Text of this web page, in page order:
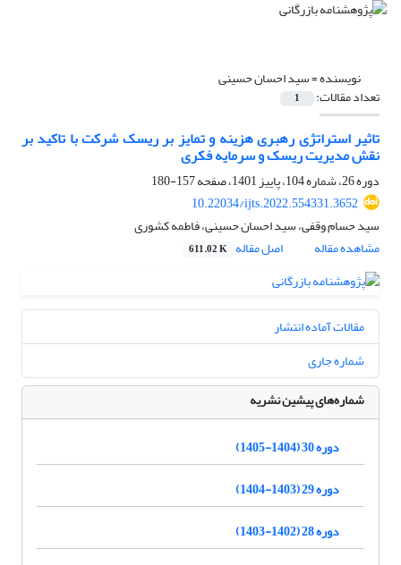
نویسنده =سید احسان حسینی
تعداد مقالات: 1
تاثیر استراتژی رهبری هزینه و تمایز بر ریسک شرکت با تاکید بر
نقش مدیریت ریسک و سرمایه فکری
دوره 26، شماره 104، پاییز 1401، صفحه
157-180
10.22034/ijts.2022.554331.3652
سید حسام وقفی، سید احسان حسینی، فاطمه کشوری
مشاهده مقاله
اصل مقاله 611.02 K
مقالات آماده انتشار
شماره جاری
شماره‌های پیشین نشریه
دوره 30 (1404-1405)
دوره 29 (1403-1404)
دوره 28 (1402-1403)